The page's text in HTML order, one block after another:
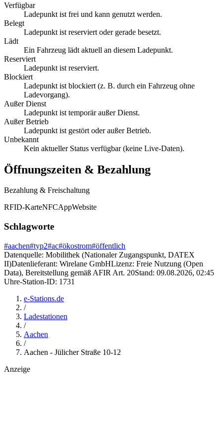
Verfügbar
Ladepunkt ist frei und kann genutzt werden.
Belegt
Ladepunkt ist reserviert oder gerade besetzt.
Lädt
Ein Fahrzeug lädt aktuell an diesem Ladepunkt.
Reserviert
Ladepunkt ist reserviert.
Blockiert
Ladepunkt ist blockiert (z. B. durch ein Fahrzeug ohne
Ladevorgang).
Außer Dienst
Ladepunkt ist temporär außer Dienst.
Außer Betrieb
Ladepunkt ist gestört oder außer Betrieb.
Unbekannt
Kein aktueller Status verfügbar (keine Live-Daten).
Öffnungszeiten & Bezahlung
Bezahlung & Freischaltung
RFID-KarteNFCAppWebsite
Schlagworte
#aachen#typ2#ac#ökostrom#öffentlich
Datenquelle: Mobilithek (Nationaler Zugangspunkt, DATEX
II)Datenlieferant: Wirelane GmbHLizenz: Freie Nutzung (Open
Data), Bereitstellung gemäß AFIR Art. 20Stand: 09.08.2026, 02:45
Uhre-Station-ID: 1731
e-Stations.de
/
Ladestationen
/
Aachen
/
Aachen - Jülicher Straße 10-12
Anzeige